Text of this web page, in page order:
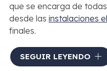
que se encarga de
desde las instalaciones
finales.
Trabajamos tanto en
renovaciones
SEGUIR LEYENDO